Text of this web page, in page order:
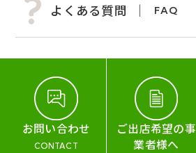
よくある質問 FAQ
お問い合わせ
CONTACT
ご出店希望の事
業者様へ